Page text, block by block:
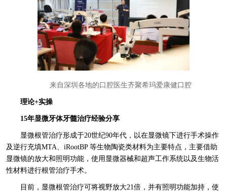
来自深圳各地的口腔医生齐聚希玛爱康健口腔
理论+实操
15年显微牙体牙髓治疗经验分享
显微根管治疗形成于20世纪90年代，以在显微镜下进行手术操作
及逆行充填MTA、iRootBP 等生物陶瓷类材料为主要特点，主要借助
显微镜的放大和照明功能，使用显微器械和超声工作系统以及生物活
性材料进行根管治疗手术。
目前，显微根管治疗可将视野放大21倍，并有照明功能加持，使